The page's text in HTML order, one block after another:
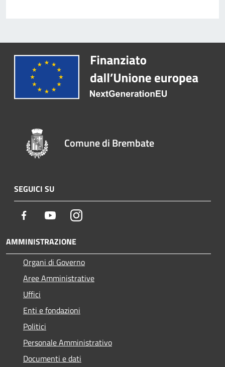
Comune di Brembate
SEGUICI SU
Facebook YoutubeInstagram
AMMINISTRAZIONE
Organi di Governo
Aree Amministrative
Uffici
Enti e fondazioni
Politici
Personale Amministrativo
Documenti e dati